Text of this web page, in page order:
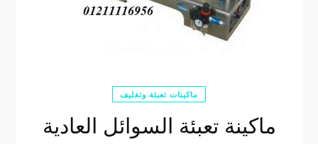
ماكينات تعبئة وتغليف
ماكينة تعبئة السوائل العادية